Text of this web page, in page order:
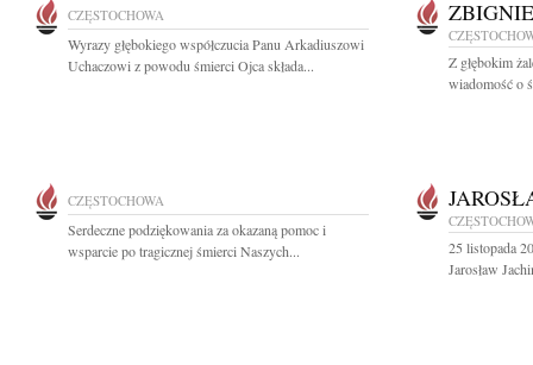
CZĘSTOCHOWA
Wyrazy głębokiego współczucia Panu Arkadiuszowi
Uchaczowi z powodu śmierci Ojca składa...
Z głębokim
wiadomość o
CZĘSTOCHOWA
Serdeczne podziękowania za okazaną pomoc i
wsparcie po tragicznej śmierci Naszych...
25 listopada
Jarosław